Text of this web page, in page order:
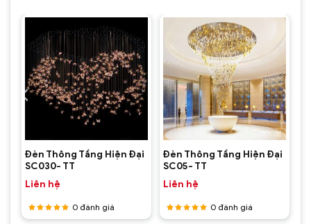
Đèn Thông Tầng Hiện Đại
SC030- TT
Liên hệ
0 đánh giá
Đèn Thông Tầng Hiện Đại
SC05- TT
Liên hệ
0 đánh giá